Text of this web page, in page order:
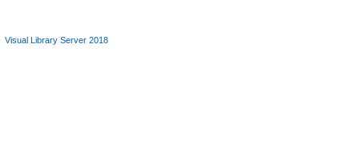
Visual Library Server 2018